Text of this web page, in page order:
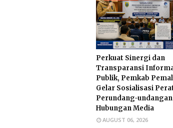
Perkuat Sinergi dan
Transparansi
Publik, Pemkab
Gelar Sosialisasi
Perundang-undangan
Hubungan Media
AUGUST 06, 2026